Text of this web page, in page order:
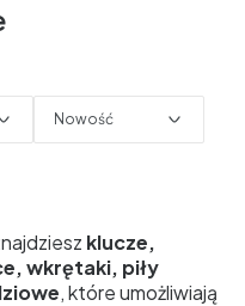
Nowość
klucze,
wkrętaki, piły
, które umożliwiają